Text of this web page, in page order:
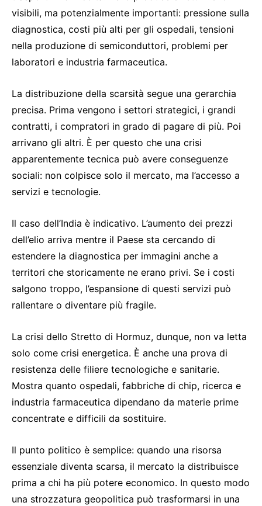
visibili, ma potenzialmente importanti: pressione sulla
diagnostica, costi più alti per gli ospedali, tensioni
nella produzione di semiconduttori, problemi per
laboratori e industria farmaceutica.
La distribuzione della scarsità segue una gerarchia
precisa. Prima vengono i settori strategici, i grandi
contratti, i compratori in grado di pagare di più. Poi
arrivano gli altri. È per questo che una crisi
apparentemente tecnica può avere conseguenze
sociali: non colpisce solo il mercato, ma l’accesso a
servizi e tecnologie.
Il caso dell’India è indicativo. L’aumento dei prezzi
dell’elio arriva mentre il Paese sta cercando di
estendere la diagnostica per immagini anche a
territori che storicamente ne erano privi. Se i costi
salgono troppo, l’espansione di questi servizi può
rallentare o diventare più fragile.
La crisi dello Stretto di Hormuz, dunque, non va letta
solo come crisi energetica. È anche una prova di
resistenza delle filiere tecnologiche e sanitarie.
Mostra quanto ospedali, fabbriche di chip, ricerca e
industria farmaceutica dipendano da materie prime
concentrate e difficili da sostituire.
Il punto politico è semplice: quando una risorsa
essenziale diventa scarsa, il mercato la distribuisce
prima a chi ha più potere economico. In questo modo
una strozzatura geopolitica può trasformarsi in una